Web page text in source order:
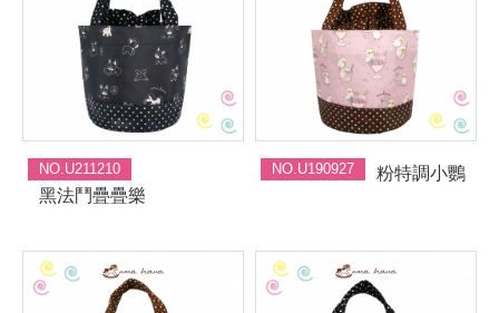
NO.U211210
黑法鬥疊疊樂
NO.U190927 粉特調小鸚